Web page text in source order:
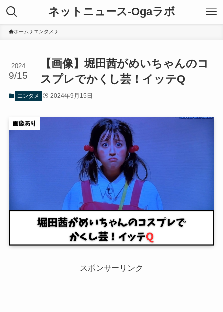
ネットニュース-Ogaラボ
ホーム エンタメ
【画像】堀田茜がめいちゃんのコ
スプレでかくし芸！イッテQ
2024
9/15
エンタメ 2024年9月15日
スポンサーリンク